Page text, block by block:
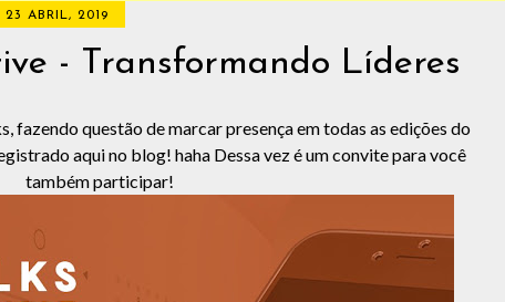
23 ABRIL, 2019
- Transformando Líderes
fazendo questão de marcar presença em todas as edições do
aqui no blog! haha Dessa vez é um convite para você
também participar!